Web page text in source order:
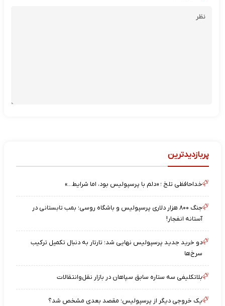
پربازدیدترین
خداحافظی تلخ ؛ «دلم با پرسپولیس بود، اما شرایط…»
جنگ ۸۰۰ هزار دلاری پرسپولیس و باشگاه روسی؛ بمب تابستانی در
آستانه انفجار!
دو خرید جدید پرسپولیس نهایی شد؛ تارتار به دنبال تکمیل ترکیب
سرخ‌ها
بلاتکلیفی سه ستاره سابق سپاهان در بازار نقل‌وانتقالات
یک خروجی دیگر از پرسپولیس؛ مقصد بعدی مشخص شد؟